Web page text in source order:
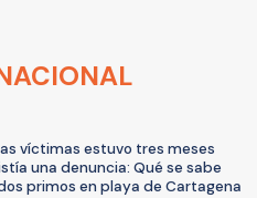
víctimas estuvo tres meses
una denuncia: Qué se sabe
primos en playa de Cartagena